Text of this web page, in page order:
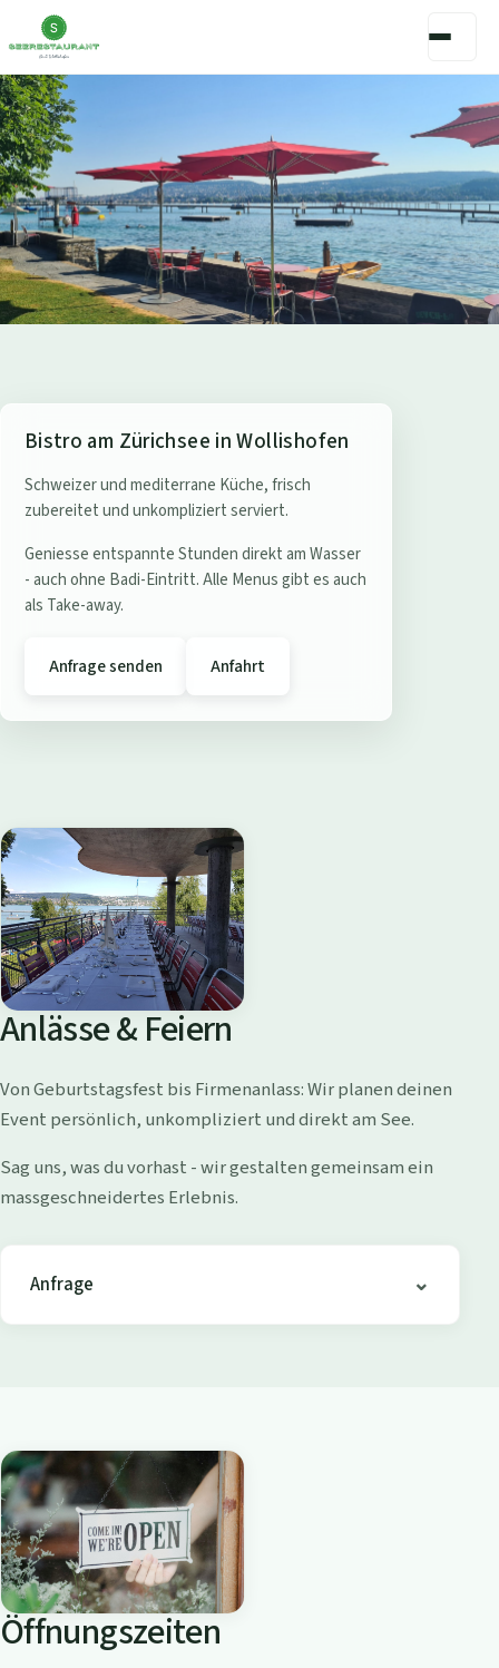
S
e
e
e
s
r
B
a
d
i
W
o
l
i
s
h
o
e
n
r
o
a
m
Z
ü
Bistro am Zürichsee in Wollishofen
Schweizer und mediterrane Küche, frisch
zubereitet und unkompliziert serviert.
Geniesse entspannte Stunden direkt am Wasser
- auch ohne Badi-Eintritt. Alle Menus gibt es auch
als Take-away.
Anfrage senden Anfahrt
Anlässe & Feiern
Von Geburtstagsfest bis Firmenanlass: Wir planen deinen
Event persönlich, unkompliziert und direkt am See.
Sag uns, was du vorhast - wir gestalten gemeinsam ein
massgeschneidertes Erlebnis.
Anfrage
Öffnungszeiten